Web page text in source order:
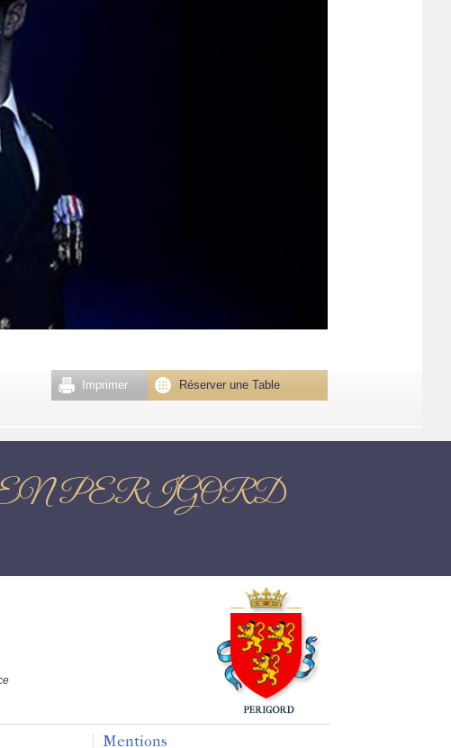
Réserver une Table
Imprimer
EN PERIGORD
Mentions